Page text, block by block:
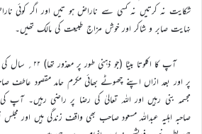
شکایت نہ کرتیں نہ کسی سے ناراض ہو تیں اور اگر کوئی
نہایت صابر و شاکر اور خوش مزاج طبیعت کی مالک تھیں۔
آپ کا اکلوتا بیٹا
پر اور بعد ازاں اپنے چھوٹے بھائی مکرم حامد مقصود عاطف
مجسمہ بنی رہیں اور اللہ تعالیٰ کی رضا پر راضی رہیں۔ آپ کی
صاحبہ اہلیہ عبداللہ مسعود صاحب بھی واقف زندگی ہیں اور